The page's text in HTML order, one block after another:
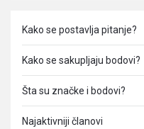
Kako se postavlja pitanje?
Kako se sakupljaju bodovi?
Šta su značke i bodovi?
Najaktivniji članovi